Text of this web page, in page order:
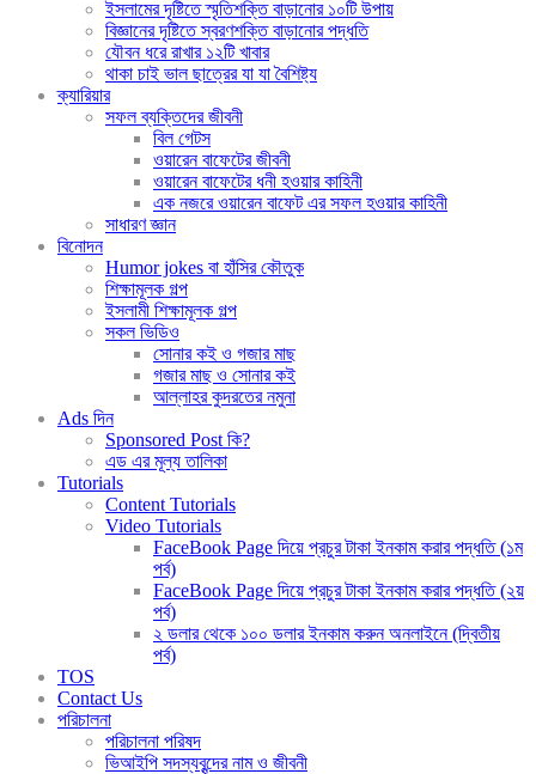
ইসলামের দৃষ্টিতে স্মৃতিশক্তি বাড়ানোর ১০টি উপায়
বিজ্ঞানের দৃষ্টিতে স্বরণশক্তি বাড়ানোর পদ্ধতি
যৌবন ধরে রাখার ১২টি খাবার
থাকা চাই ভাল ছাত্রের যা যা বৈশিষ্ট্য
ক্যারিয়ার
সফল ব্যক্তিদের জীবনী
বিল গেটস
ওয়ারেন বাফেটের জীবনী
ওয়ারেন বাফেটের ধনী হওয়ার কাহিনী
এক নজরে ওয়ারেন বাফেট এর সফল হওয়ার কাহিনী
সাধারণ জ্ঞান
বিনোদন
Humor jokes বা হাঁসির কৌতুক
শিক্ষামূলক গল্প
ইসলামী শিক্ষামূলক গল্প
সকল ভিডিও
সোনার কই ও গজার মাছ
গজার মাছ ও সোনার কই
আল্লাহর কুদরতের নমুনা
Ads দিন
Sponsored Post কি?
এড এর মূল্য তালিকা
Tutorials
Content Tutorials
Video Tutorials
FaceBook Page দিয়ে প্রচুর টাকা ইনকাম করার পদ্ধতি (১ম
পর্ব)
FaceBook Page দিয়ে প্রচুর টাকা ইনকাম করার পদ্ধতি (২য়
পর্ব)
২ ডলার থেকে ১০০ ডলার ইনকাম করুন অনলাইনে (দ্বিতীয়
পর্ব)
TOS
Contact Us
পরিচালনা
পরিচালনা পরিষদ
ভিআইপি সদস্যবৃন্দের নাম ও জীবনী